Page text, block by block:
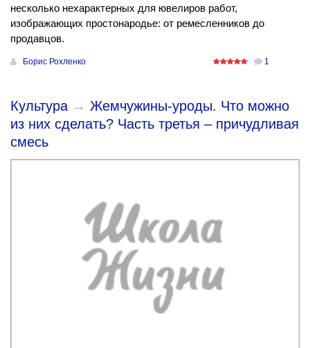
несколько нехарактерных для ювелиров работ,
изображающих простонародье: от ремесленников до
продавцов.
Борис Рохленко 1
Культура → Жемчужины-уроды. Что можно
из них сделать? Часть третья – причудливая
смесь